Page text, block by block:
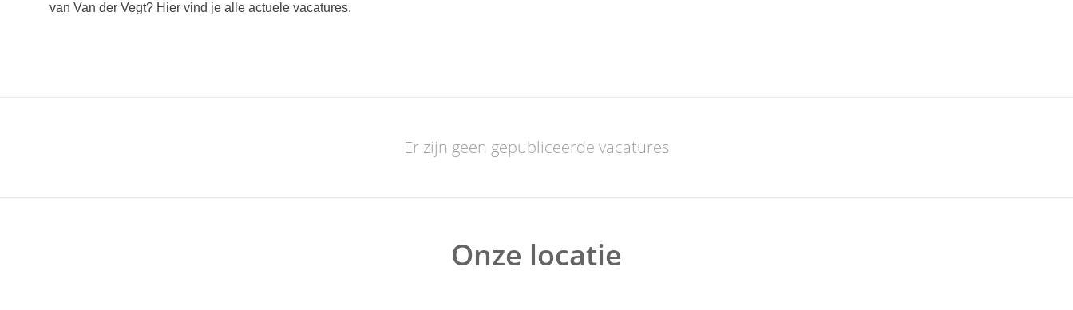
van Van der Vegt? Hier vind je alle actuele vacatures.
Er zijn geen gepubliceerde vacatures
Onze locatie